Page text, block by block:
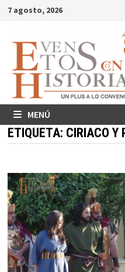
Saltar
contenido
7 agosto, 2026
MENÚ
ETIQUETA: CIRIACO Y